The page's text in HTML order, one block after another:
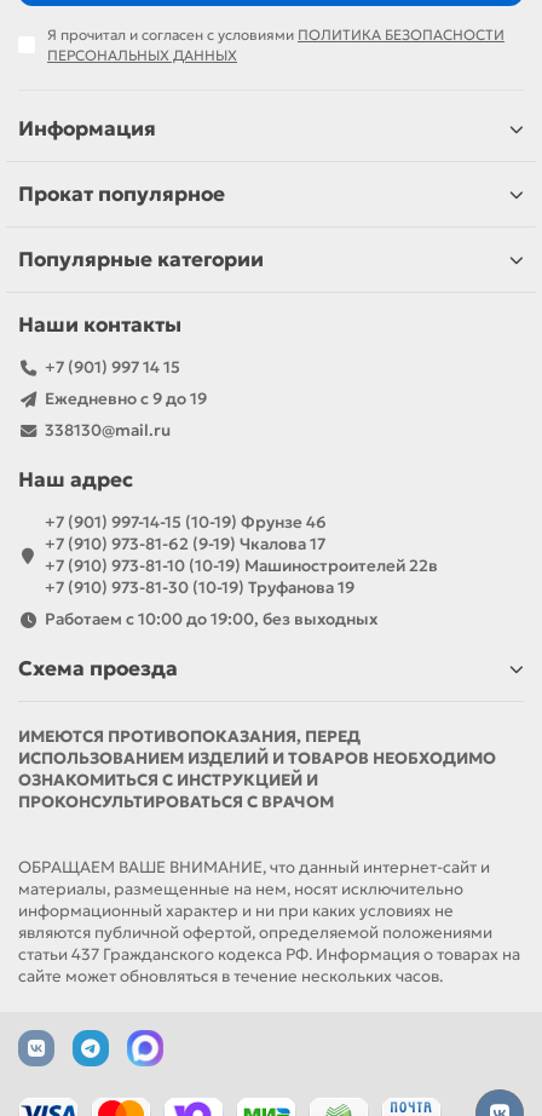
Я прочитал и согласен с условиями ПОЛИТИКА БЕЗОПАСНОСТИ
ПЕРСОНАЛЬНЫХ ДАННЫХ
Информация
Прокат популярное
Популярные категории
Наши контакты
+7 (901) 997 14 15
Ежедневно с 9 до 19
338130@mail.ru
Наш адрес
+7 (901) 997-14-15 (10-19) Фрунзе 46
+7 (910) 973-81-62 (9-19) Чкалова 17
+7 (910) 973-81-10 (10-19) Машиностроителей 22в
+7 (910) 973-81-30 (10-19) Труфанова 19
Работаем с 10:00 до 19:00, без выходных
Схема проезда
ИМЕЮТСЯ ПРОТИВОПОКАЗАНИЯ, ПЕРЕД
ИСПОЛЬЗОВАНИЕМ ИЗДЕЛИЙ И ТОВАРОВ НЕОБХОДИМО
ОЗНАКОМИТЬСЯ С ИНСТРУКЦИЕЙ И
ПРОКОНСУЛЬТИРОВАТЬСЯ С ВРАЧОМ
ОБРАЩАЕМ ВАШЕ ВНИМАНИЕ, что данный интернет-сайт и
материалы, размещенные на нем, носят исключительно
информационный характер и ни при каких условиях не
являются публичной офертой, определяемой положениями
статьи 437 Гражданского кодекса РФ. Информация о товарах на
сайте может обновляться в течение нескольких часов.